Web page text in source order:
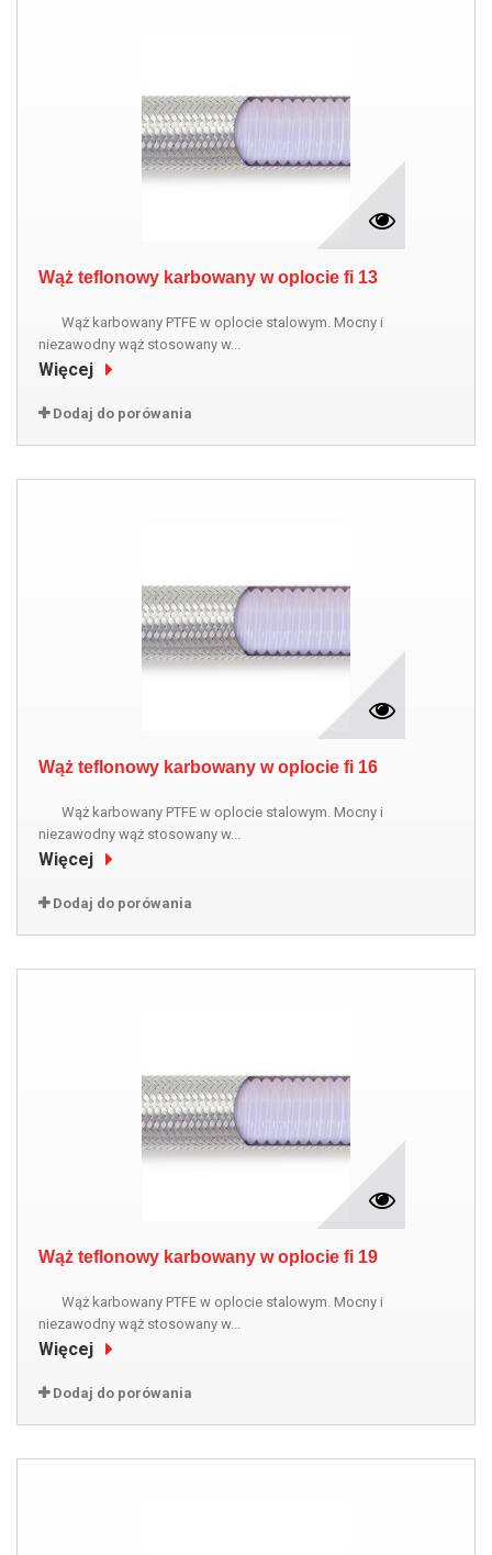
Wąż teflonowy karbowany w oplocie fi 13
Wąż karbowany PTFE w oplocie stalowym. Mocny i
niezawodny wąż stosowany w...
Więcej
Dodaj do porówania
Wąż teflonowy karbowany w oplocie fi 16
Wąż karbowany PTFE w oplocie stalowym. Mocny i
niezawodny wąż stosowany w...
Więcej
Dodaj do porówania
Wąż teflonowy karbowany w oplocie fi 19
Wąż karbowany PTFE w oplocie stalowym. Mocny i
niezawodny wąż stosowany w...
Więcej
Dodaj do porówania